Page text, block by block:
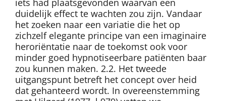
iets had plaatsgevonden waarvan een
duidelijk effect te wachten zou zijn. Vandaar
het zoeken naar een variatie die het op
zichzelf elegante principe van een imaginaire
heroriëntatie naar de toekomst ook voor
minder goed hypnotiseerbare patiënten baar
zou kunnen maken. 2.2. Het tweede
uitgangspunt betreft het concept over heid
dat gehanteerd wordt. In overeenstemming